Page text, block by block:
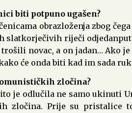
biti potpuno ugašen?
obrazloženja zbog
slatkorječivih riječi
novac, a on jadan… Ako
će onda biti kad im sada
zločina?
je odlučila ne samo ukinuti
zločina. Prije su pristalice